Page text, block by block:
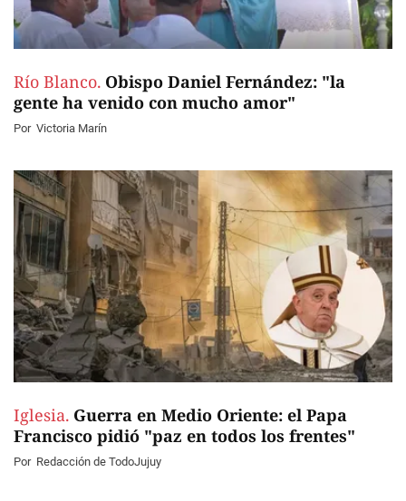
Río Blanco. Obispo Daniel Fernández: "la
gente ha venido con mucho amor"
Por Victoria Marín
Iglesia. Guerra en Medio Oriente: el Papa
Francisco pidió "paz en todos los frentes"
Por Redacción de TodoJujuy